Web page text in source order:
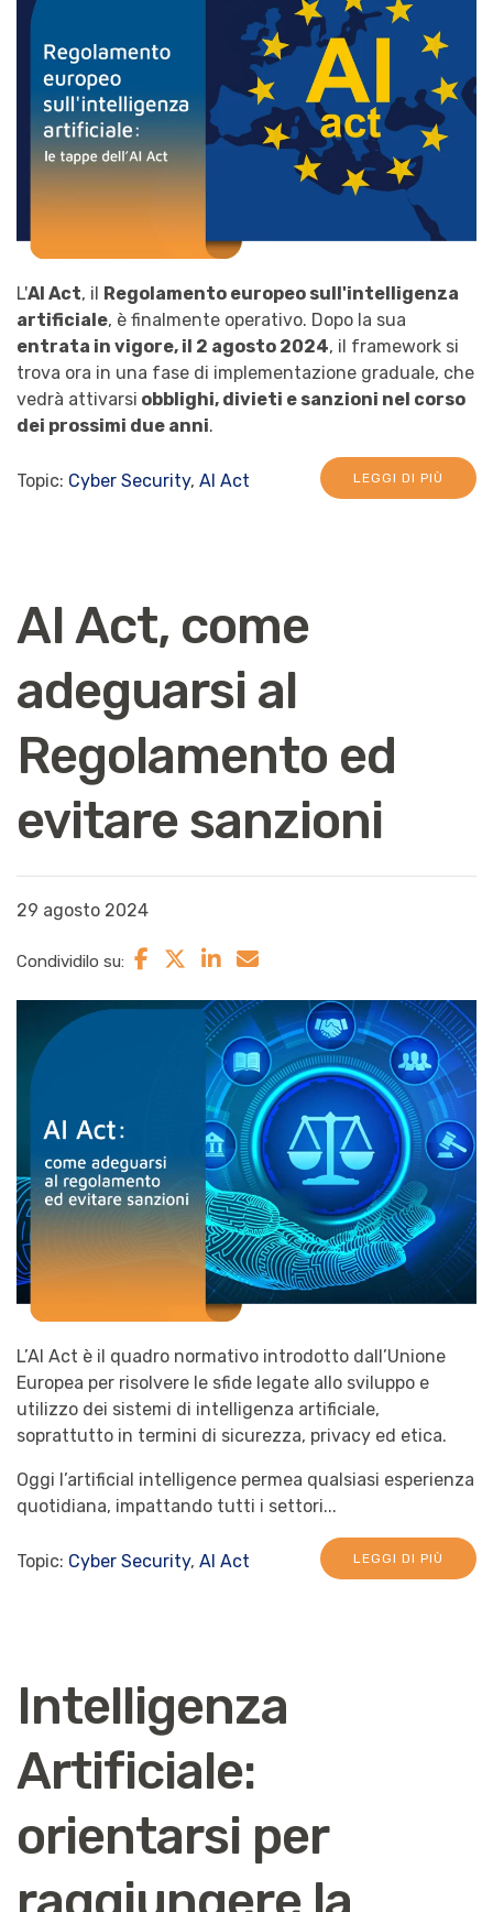
L'AI Act, il Regolamento europeo sull'intelligenza
artificiale, è finalmente operativo. Dopo la sua
entrata in vigore, il 2 agosto 2024, il framework si
trova ora in una fase di implementazione graduale, che
vedrà attivarsi obblighi, divieti e sanzioni nel corso
dei prossimi due anni.
Topic: Cyber Security, AI Act LEGGI DI PIÙ
AI Act, come
adeguarsi al
Regolamento ed
evitare sanzioni
29 agosto 2024
Condividilo su:
L’AI Act è il quadro normativo introdotto dall’Unione
Europea per risolvere le sfide legate allo sviluppo e
utilizzo dei sistemi di intelligenza artificiale,
soprattutto in termini di sicurezza, privacy ed etica.
Oggi l’artificial intelligence permea qualsiasi esperienza
quotidiana, impattando tutti i settori...
Topic: Cyber Security, AI Act LEGGI DI PIÙ
Intelligenza
Artificiale:
orientarsi per